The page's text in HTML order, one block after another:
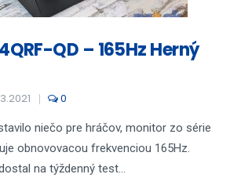
QD – 165Hz Herný
0
niečo pre hráčov, monitor zo série
obnovovacou frekvenciou 165Hz.
na týždenný test...